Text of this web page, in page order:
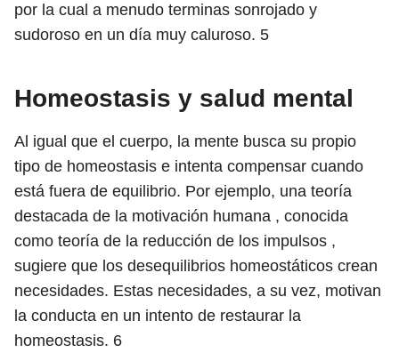
por la cual a menudo terminas sonrojado y
sudoroso en un día muy caluroso. 5
Homeostasis y salud mental
Al igual que el cuerpo, la mente busca su propio
tipo de homeostasis e intenta compensar cuando
está fuera de equilibrio. Por ejemplo, una teoría
destacada de la motivación humana , conocida
como teoría de la reducción de los impulsos ,
sugiere que los desequilibrios homeostáticos crean
necesidades. Estas necesidades, a su vez, motivan
la conducta en un intento de restaurar la
homeostasis. 6